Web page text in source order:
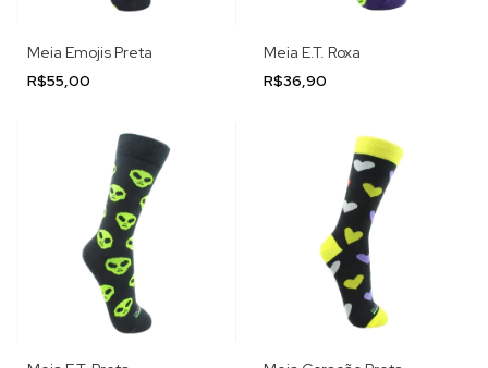
Meia Emojis Preta
R$55,00
Meia E.T. Roxa
R$36,90